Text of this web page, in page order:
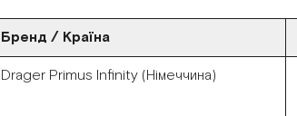
Бренд / Країна
Drager Primus Infinity (Німеччина)